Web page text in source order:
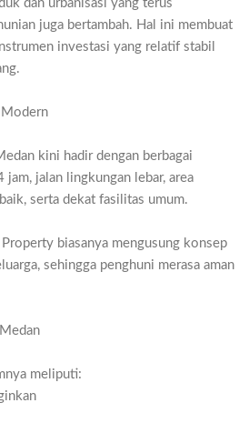
dan urbanisasi yang terus
juga bertambah. Hal ini membuat
investasi yang relatif stabil
Modern
kini hadir dengan berbagai
jalan lingkungan lebar, area
serta dekat fasilitas umum.
biasanya mengusung konsep
sehingga penghuni merasa aman
meliputi: